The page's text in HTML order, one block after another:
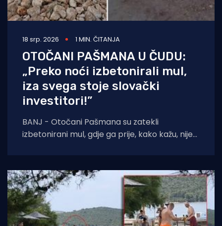
18 srp. 2026 1 MIN. ČITANJA
OTOČANI PAŠMANA U ČUDU:
„Preko noći izbetonirali mul,
iza svega stoje slovački
investitori!”
BANJ - Otočani Pašmana su zatekli
izbetonirani mul, gdje ga prije, kako kažu, nije